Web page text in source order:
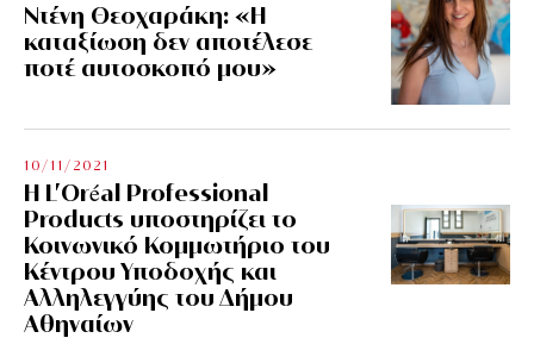
Ντένη Θεοχαράκη: «Η
καταξίωση δεν αποτέλεσε
ποτέ αυτοσκοπό μου»
10/11/2021
Η L’Οréal Professional
Products υποστηρίζει το
Κοινωνικό Κομμωτήριο του
Κέντρου Υποδοχής και
Αλληλεγγύης του Δήμου
Αθηναίων